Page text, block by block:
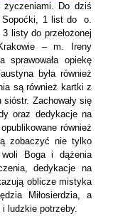
życzeniami. Do dziś
Sopoćki, 1 list do o.
listy do przełożonej
– m. Ireny
opiekę
była również
są również kartki z
Zachowały się
oraz dedykacje na
również
zobaczyć nie tylko
Boga i dążenia
dedykacje na
oblicze mistyka
Miłosierdzia, a
ludzkie potrzeby.